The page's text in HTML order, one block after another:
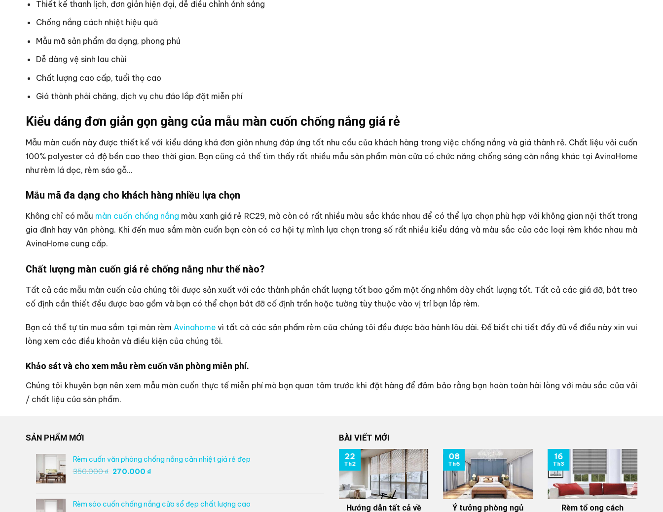
Thiết kế thanh lịch, đơn giản hiện đại, dễ điều chỉnh ánh sáng
Chống nắng cách nhiệt hiệu quả
Mẫu mã sản phẩm đa dạng, phong phú
Dễ dàng vệ sinh lau chùi
Chất lượng cao cấp, tuổi thọ cao
Giá thành phải chăng, dịch vụ chu đáo lắp đặt miễn phí
Kiểu dáng đơn giản gọn gàng của mẫu màn cuốn chống nắng giá rẻ
Mẫu màn cuốn này được thiết kế với kiểu dáng khá đơn giản nhưng đáp ứng tốt nhu cầu của khách hàng trong việc chống nắng và giá thành rẻ. Chất liệu vải cuốn
100% polyester có độ bền cao theo thời gian. Bạn cũng có thể tìm thấy rất nhiều mẫu sản phẩm màn cửa có chức năng chống sáng cản nắng khác tại AvinaHome
như rèm lá dọc, rèm sáo gỗ…
Mẫu mã đa dạng cho khách hàng nhiều lựa chọn
Không chỉ có mẫu màn cuốn chống nắng màu xanh giá rẻ RC29, mà còn có rất nhiều màu sắc khác nhau để có thể lựa chọn phù hợp với không gian nội thất trong
gia đình hay văn phòng. Khi đến mua sắm màn cuốn bạn còn có cơ hội tự mình lựa chọn trong số rất nhiều kiểu dáng và màu sắc của các loại rèm khác nhau mà
AvinaHome cung cấp.
Chất lượng màn cuốn giá rẻ chống nắng như thế nào?
Tất cả các mẫu màn cuốn của chúng tôi được sản xuất với các thành phần chất lượng tốt bao gồm một ống nhôm dày chất lượng tốt. Tất cả các giá đỡ, bát treo
cố định cần thiết đều được bao gồm và bạn có thể chọn bát đỡ cố định trần hoặc tường tùy thuộc vào vị trí bạn lắp rèm.
Bạn có thể tự tin mua sắm tại màn rèm Avinahomevì tất cả các sản phẩm rèm của chúng tôi đều được bảo hành lâu dài. Để biết chi tiết đầy đủ về điều này xin vui
lòng xem các điều khoản và điều kiện của chúng tôi.
Khảo sát và cho xem mẫu rèm cuốn văn phòng miễn phí.
Chúng tôi khuyên bạn nên xem mẫu màn cuốn thực tế miễn phí mà bạn quan tâm trước khi đặt hàng để đảm bảo rằng bạn hoàn toàn hài lòng với màu sắc của vải
/ chất liệu của sản phẩm.
SẢN PHẨM MỚI
Rèm cuốn văn phòng chống nắng cản nhiệt giá rẻ đẹp
350.000₫ Giá
350.000 ₫.
270.000 ₫Giá
là:
Rèm sáo cuốn chống nắng cửa sổ đẹp chất lượng cao
BÀI VIẾT MỚI
Hướng dẫn tất cả về
22
Th2
Ý tưởng phòng ngủ
08
Th6
Rèm tổ ong cách
16
Th3